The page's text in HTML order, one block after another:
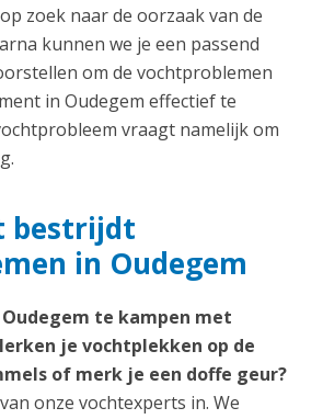
zoek naar de oorzaak van de
kunnen we je een passend
om de vochtproblemen
in Oudegem effectief te
vraagt namelijk om
bestrijdt
in Oudegem
te kampen met
je vochtplekken op de
of merk je een doffe geur?
onze vochtexperts in. We